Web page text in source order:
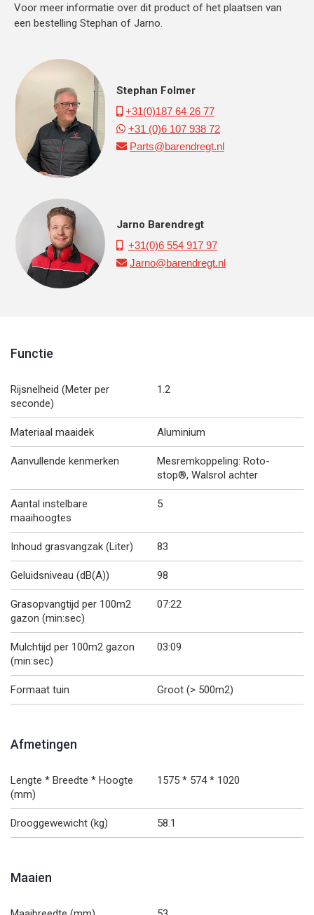
Functie
Rijsnelheid (Meter per
seconde)
1.2
Materiaal maaidek Aluminium
Aanvullende kenmerken
Mesremkoppeling: Roto-
stop®, Walsrol achter
Aantal instelbare
maaihoogtes
5
Inhoud grasvangzak (Liter) 83
Geluidsniveau (dB(A)) 98
Grasopvangtijd per 100m2
gazon (min:sec)
07:22
Mulchtijd per 100m2 gazon
(min:sec)
03:09
Formaat tuin Groot (> 500m2)
Afmetingen
Lengte * Breedte * Hoogte
(mm)
1575 * 574 * 1020
Drooggewewicht (kg) 58.1
Maaien
Voor meer informatie over dit product of het plaatsen van
een bestelling Stephan of Jarno.
Stephan Folmer
 +31(0)187 64 26 77
 +31 (0)6 107 938 72
 Parts@barendregt.nl
Jarno Barendregt
+31(0)6 554 917 97
 Jarno@barendregt.nl